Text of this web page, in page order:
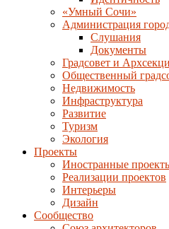
«Умный Сочи»
Администрация
Слушания
Документы
Градсовет и
Общественный
Недвижимость
Инфраструктура
Развитие
Туризм
Экология
Проекты
Иностранные
Реализации проектов
Интерьеры
Дизайн
Сообщество